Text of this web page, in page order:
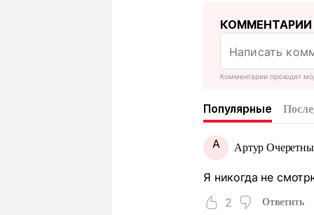
КОММЕНТАРИИ
Комментарии проходят
Популярные
А Артур
Я никогда не
2
Ответить